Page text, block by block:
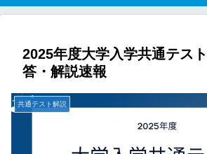
2025年度大学入学共通テス
答・解説速報
共通テスト解説